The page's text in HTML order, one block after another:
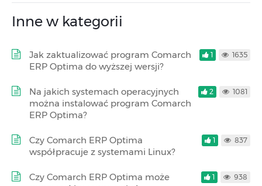
Inne w kategorii
Jak zaktualizować program Comarch
ERP Optima do wyższej wersji?
1 1635
Na jakich systemach operacyjnych
można instalować program Comarch
ERP Optima?
2 1081
Czy Comarch ERP Optima
współpracuje z systemami Linux?
1 837
Czy Comarch ERP Optima może
1 938